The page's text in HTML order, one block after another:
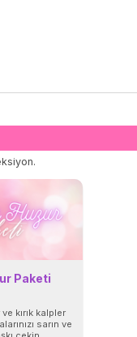
Paketi
kırık kalpler
sarın ve